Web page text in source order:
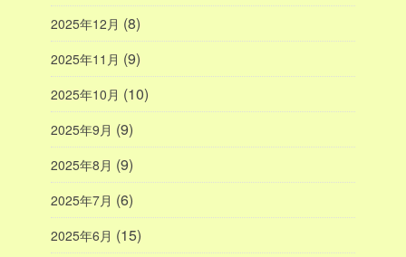
2025年12月 (8)
2025年11月 (9)
2025年10月 (10)
2025年9月 (9)
2025年8月 (9)
2025年7月 (6)
2025年6月 (15)